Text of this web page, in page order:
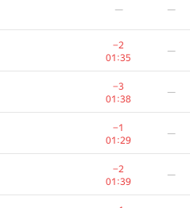
— —
−2
01:35
—
−3
01:38
—
−1
01:29
—
−2
01:39
—
— —
−2
01:35
—
−3
01:38
—
−1
01:29
—
−2
01:39
—